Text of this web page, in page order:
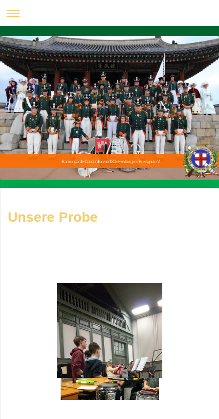
Ranzengarde Concordia von 1858 Freiburg im Breisgau e.V.
Unsere Probe